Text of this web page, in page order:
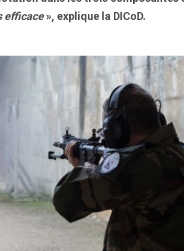
efficace», explique la DICoD.